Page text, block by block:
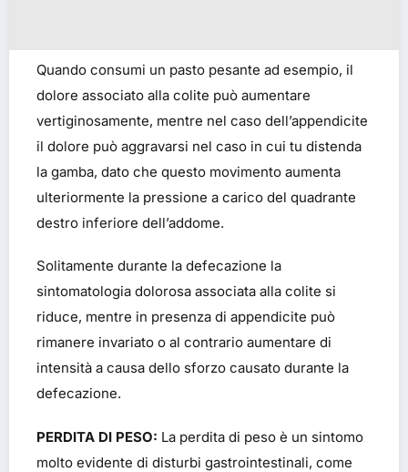
Quando consumi un pasto pesante ad esempio, il
dolore associato alla colite può aumentare
vertiginosamente, mentre nel caso dell’appendicite
il dolore può aggravarsi nel caso in cui tu distenda
la gamba, dato che questo movimento aumenta
ulteriormente la pressione a carico del quadrante
destro inferiore dell’addome.
Solitamente durante la defecazione la
sintomatologia dolorosa associata alla colite si
riduce, mentre in presenza di appendicite può
rimanere invariato o al contrario aumentare di
intensità a causa dello sforzo causato durante la
defecazione.
PERDITA DI PESO: La perdita di peso è un sintomo
molto evidente di disturbi gastrointestinali, come